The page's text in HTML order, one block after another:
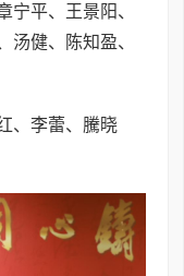
宁平、王景阳、
汤健、陈知盈、
、李蕾、騰晓